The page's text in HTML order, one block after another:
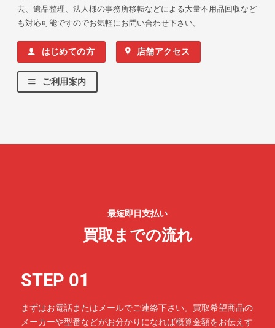
去、遺品整理、法人様の事務所移転などによる大量不用品回収など
も対応可能ですのでお気軽にお問い合わせ下さい。
はじめての方 店舗アクセス
ご利用案内
最短即日支払い
買取までの流れ
STEP 01
まずはお電話またはメールでご連絡下さい。買取希望商品の
メーカーや型番などがお分かりになれば概算金額をお伝えす